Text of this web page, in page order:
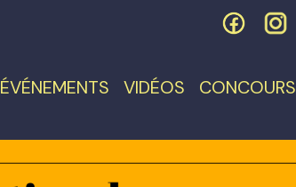
ÉVÉNEMENTS VIDÉOS CONCOURS